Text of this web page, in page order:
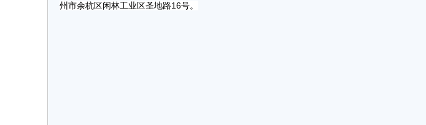
州市余杭区闲林工业区圣地路16号。